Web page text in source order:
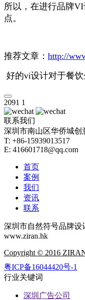
所以，在进行品牌
点。
推荐文章： http://
好的vi设计对于餐
2091 1
联系我们
深圳市南山区华侨城创
T: +86-15939013517
E: 416601718@qq.com
首页
案例
我们
资讯
联系
深圳市自然符号品牌设
www.ziran.hk
Copyright © 2016
粤ICP备16044420号-1
行业关键词
深圳广告公司